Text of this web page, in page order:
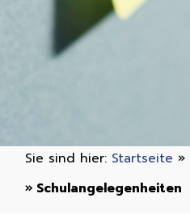
Sie sind hier: Startseite »
»»
Schulangelegenheiten